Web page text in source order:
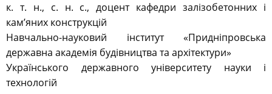
к. т. н., с. н. с., доцент кафедри залізобетонних і
кам’яних конструкцій
Навчально-науковий інститут «Придніпровська
державна академія будівництва та архітектури»
Українського державного університету науки і
технологій